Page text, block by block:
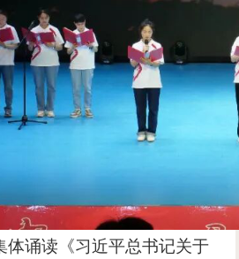
体诵读《习近平总书记关于